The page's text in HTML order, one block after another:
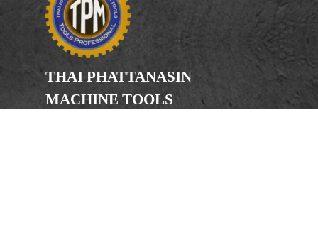
THAI PHATTANASIN
MACHINE TOOLS